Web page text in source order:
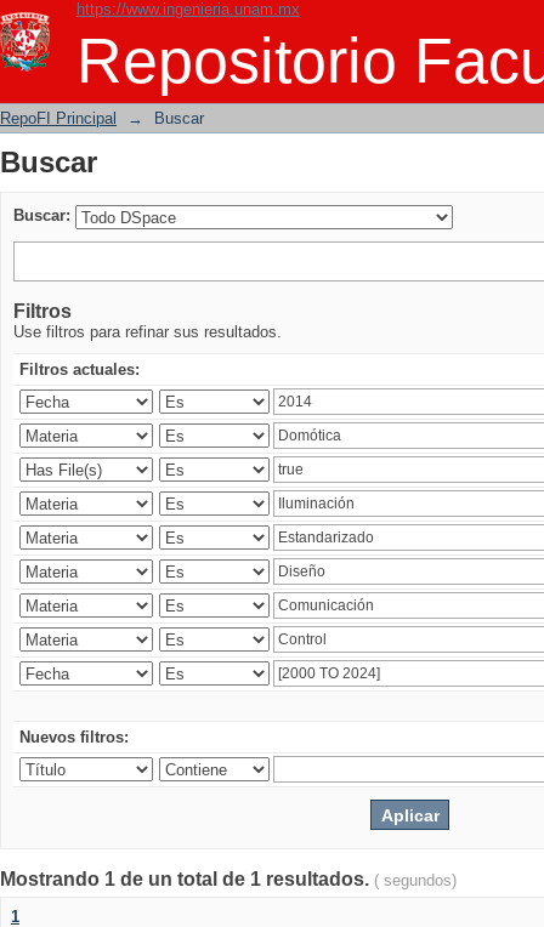
https://www.ingenieria.unam.mx
Repositorio
Buscar
RepoFI Principal → Buscar
Buscar
Buscar:
Filtros
Use filtros para refinar sus resultados.
Filtros actuales:
Nuevos filtros:
Mostrando 1 de un total de 1 resultados. ( segundos)
1